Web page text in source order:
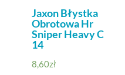
Jaxon Błystka
Obrotowa Hr
Sniper Heavy C
14
8,60zł